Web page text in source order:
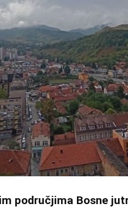
područjima Bosne